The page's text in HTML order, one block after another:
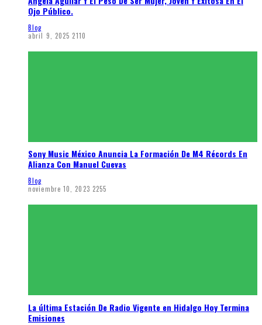
Ojo Público.
Blog
abril 9, 2025 2110
Sony Music México Anuncia La Formación De M4 Récords En
Alianza Con Manuel Cuevas
Blog
noviembre 10, 2023 2255
La última Estación De Radio Vigente en Hidalgo Hoy Termina
Emisiones